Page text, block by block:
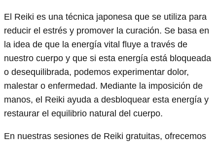
El Reiki es una técnica japonesa que se utiliza para
reducir el estrés y promover la curación. Se basa en
la idea de que la energía vital fluye a través de
nuestro cuerpo y que si esta energía está bloqueada
o desequilibrada, podemos experimentar dolor,
malestar o enfermedad. Mediante la imposición de
manos, el Reiki ayuda a desbloquear esta energía y
restaurar el equilibrio natural del cuerpo.
En nuestras sesiones de Reiki gratuitas, ofrecemos